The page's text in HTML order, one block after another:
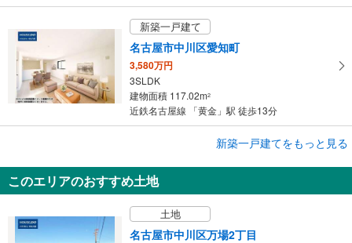
新築一戸建て
名古屋市中川区愛知町
3,580万円
3SLDK
建物面積 117.02m2
近鉄名古屋線 「黄金」駅 徒歩13分
名古屋市中川区水里5丁目
3,280万円
建物面積 105.03m
近鉄名古屋線 「戸田」駅 徒歩9分
新築一戸建てをもっと見る
このエリアのおすすめ土地
土地
名古屋市中川区万場2丁目